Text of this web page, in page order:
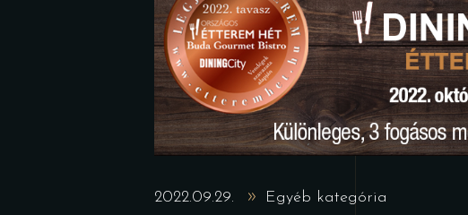
2022.09.29. Egyéb kategória